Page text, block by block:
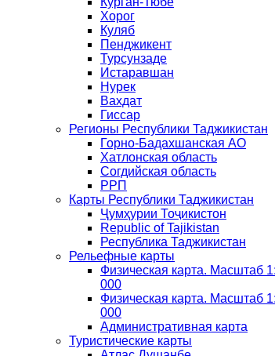
Хорог
Куляб
Пенджикент
Турсунзаде
Истаравшан
Нурек
Вахдат
Гиссар
Регионы Республики Таджикистан
Горно-Бадахшанская АО
Хатлонская область
Согдийская область
РРП
Карты Республики Таджикистан
Ҷумҳурии Тоҷикистон
Republic of Tajikistan
Республика Таджикистан
Рельефные карты
Физическая карта. Масштаб
000
Физическая карта. Масштаб
000
Административная карта
Туристические карты